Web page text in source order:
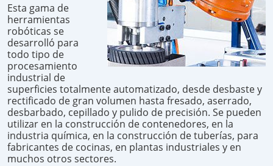
Esta gama de
herramientas
robóticas se
desarrolló para
todo tipo de
procesamiento
industrial de
superficies totalmente automatizado, desde desbaste y
rectificado de gran volumen hasta fresado, aserrado,
desbarbado, cepillado y pulido de precisión. Se pueden
utilizar en la construcción de contenedores, en la
industria química, en la construcción de tuberías, para
fabricantes de cocinas, en plantas industriales y en
muchos otros sectores.